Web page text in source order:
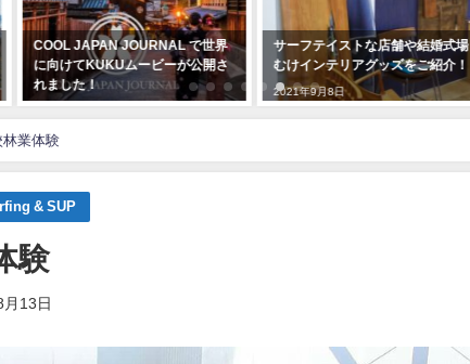
COOL JAPAN JOURNAL で世界
に向けてKUKUムービーが公開さ
れました！
サーフテイストな店舗や結婚式場
むけインテリアグッズをご紹介！
2021年9月8日
業体験
& SUP
験
月13日